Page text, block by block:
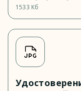
1533 Кб